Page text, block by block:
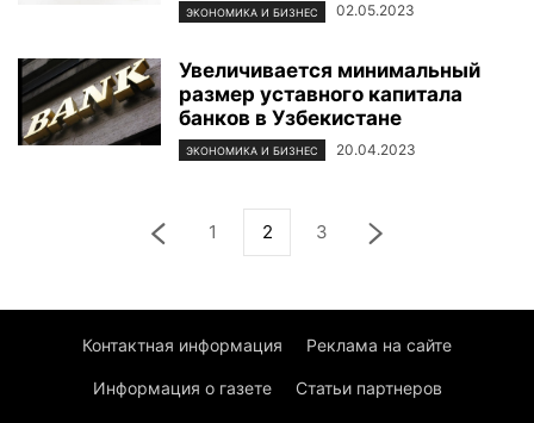
ЭКОНОМИКА И БИЗНЕС 02.05.2023
Увеличивается минимальный
размер уставного капитала
банков в Узбекистане
ЭКОНОМИКА И БИЗНЕС 20.04.2023
1 2 3
Контактная информация Реклама на сайте
Информация о газете Статьи партнеров